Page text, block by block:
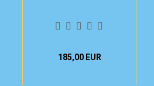
185,00 EUR